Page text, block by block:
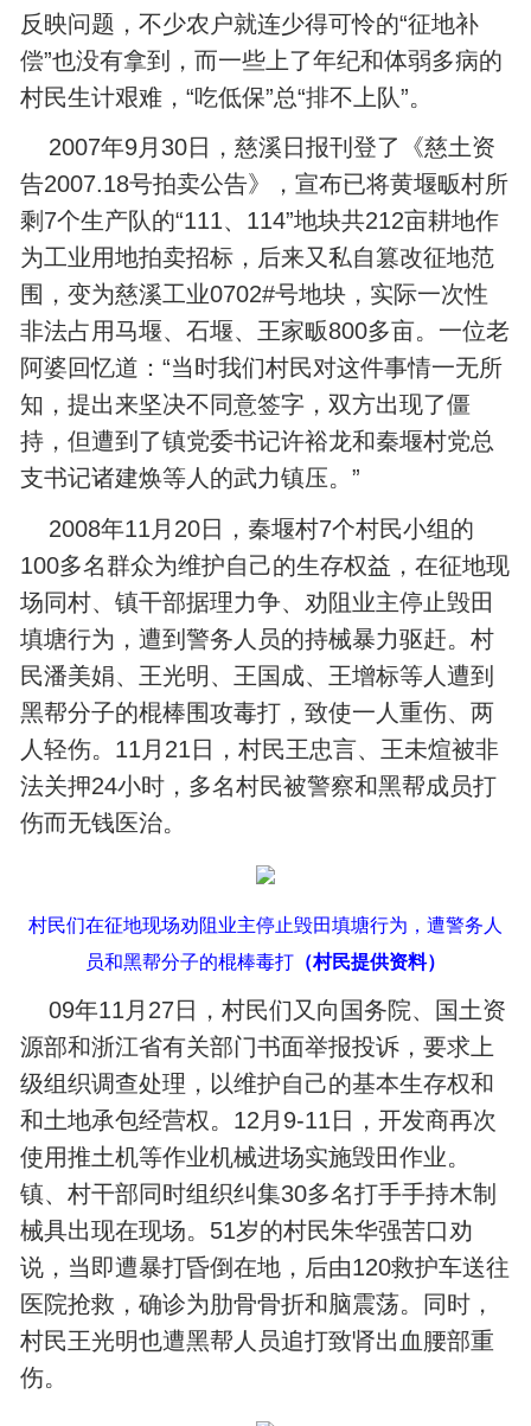
反映问题，不少农户就连少得可怜的“征地补
偿”也没有拿到，而一些上了年纪和体弱多病的
村民生计艰难，“吃低保”总“排不上队”。
2007年9月30日，慈溪日报刊登了《慈土资
告2007.18号拍卖公告》，宣布已将黄堰畈村所
剩7个生产队的“111、114”地块共212亩耕地作
为工业用地拍卖招标，后来又私自篡改征地范
围，变为慈溪工业0702#号地块，实际一次性
非法占用马堰、石堰、王家畈800多亩。一位老
阿婆回忆道：“当时我们村民对这件事情一无所
知，提出来坚决不同意签字，双方出现了僵
持，但遭到了镇党委书记许裕龙和秦堰村党总
支书记诸建焕等人的武力镇压。”
2008年11月20日，秦堰村7个村民小组的
100多名群众为维护自己的生存权益，在征地现
场同村、镇干部据理力争、劝阻业主停止毁田
填塘行为，遭到警务人员的持械暴力驱赶。村
民潘美娟、王光明、王国成、王增标等人遭到
黑帮分子的棍棒围攻毒打，致使一人重伤、两
人轻伤。11月21日，村民王忠言、王未煊被非
法关押24小时，多名村民被警察和黑帮成员打
伤而无钱医治。
村民们在征地现场劝阻业主停止毁田填塘行为，遭警务人
员和黑帮分子的棍棒毒打 （村民提供资料）
09年11月27日，村民们又向国务院、国土资
源部和浙江省有关部门书面举报投诉，要求上
级组织调查处理，以维护自己的基本生存权和
和土地承包经营权。12月9-11日，开发商再次
使用推土机等作业机械进场实施毁田作业。
镇、村干部同时组织纠集30多名打手手持木制
械具出现在现场。51岁的村民朱华强苦口劝
说，当即遭暴打昏倒在地，后由120救护车送往
医院抢救，确诊为肋骨骨折和脑震荡。同时，
村民王光明也遭黑帮人员追打致肾出血腰部重
伤。